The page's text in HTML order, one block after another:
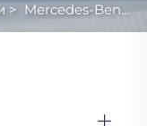
> Mercedes-Benz >